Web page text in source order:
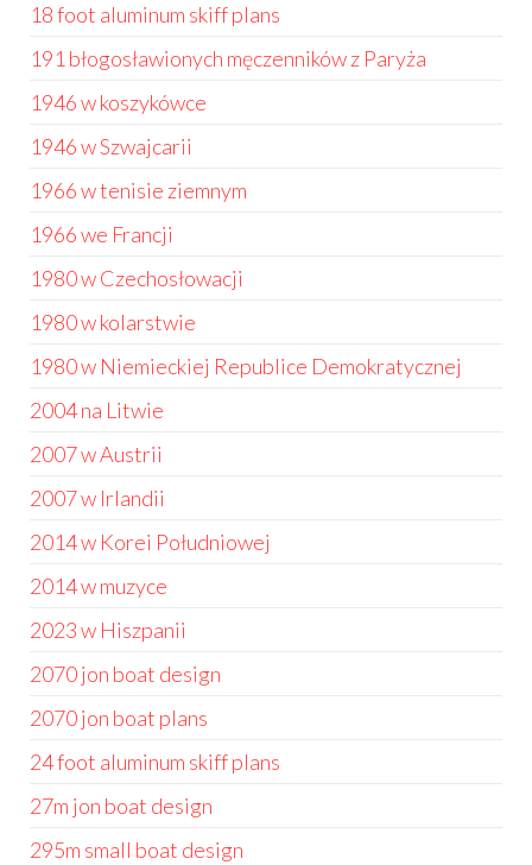
18 foot aluminum skiff plans
191 błogosławionych męczenników z Paryża
1946 w koszykówce
1946 w Szwajcarii
1966 w tenisie ziemnym
1966 we Francji
1980 w Czechosłowacji
1980 w kolarstwie
1980 w Niemieckiej Republice Demokratycznej
2004 na Litwie
2007 w Austrii
2007 w Irlandii
2014 w Korei Południowej
2014 w muzyce
2023 w Hiszpanii
2070 jon boat design
2070 jon boat plans
24 foot aluminum skiff plans
27m jon boat design
295m small boat design